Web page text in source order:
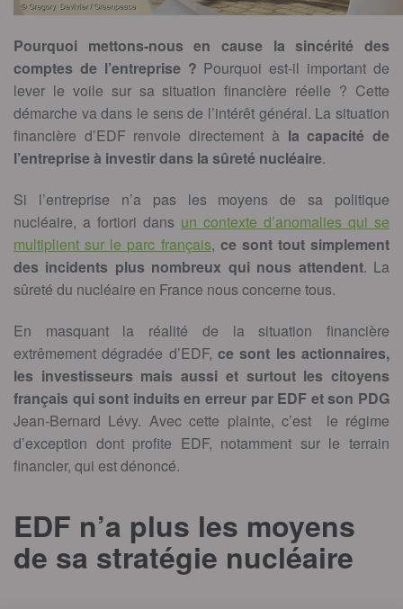
Pourquoi mettons-nous en cause la sincérité des
comptes de l’entreprise ? Pourquoi est-il important de
lever le voile sur sa situation financière réelle ? Cette
démarche va dans le sens de l’intérêt général. La situation
financière d’EDF renvoie directement à la capacité de
l’entreprise à investir dans la sûreté nucléaire.
Si l’entreprise n’a pas les moyens de sa politique
nucléaire, a fortiori dans un contexte d’anomalies qui se
multiplient sur le parc français, ce sont tout simplement
des incidents plus nombreux qui nous attendent. La
sûreté du nucléaire en France nous concerne tous.
En masquant la réalité de la situation financière
extrêmement dégradée d’EDF, ce sont les actionnaires,
les investisseurs mais aussi et surtout les citoyens
français qui sont induits en erreur par EDF et son PDG
Jean-Bernard Lévy. Avec cette plainte, c’est le régime
d’exception dont profite EDF, notamment sur le terrain
financier, qui est dénoncé.
EDF n’a plus les moyens
de sa stratégie nucléaire